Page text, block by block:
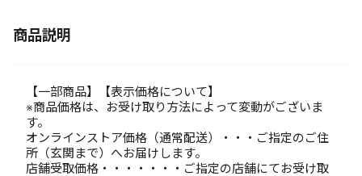
商品説明
【一部商品】【表示価格について】
※商品価格は、お受け取り方法によって変動がございま
す。
オンラインストア価格（通常配送）・・・ご指定のご住
所（玄関まで）へお届けします。
店舗受取価格・・・・・・・ご指定の店舗にてお受け取